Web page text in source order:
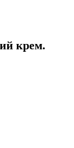
крем.